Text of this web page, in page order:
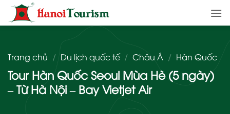
qua
nội
Trang chủ / Du lịch quốc tế / Châu Á / Hàn Quốc
Tour Hàn Quốc Seoul Mùa Hè (5 ngày)
– Từ Hà Nội – Bay Vietjet Air